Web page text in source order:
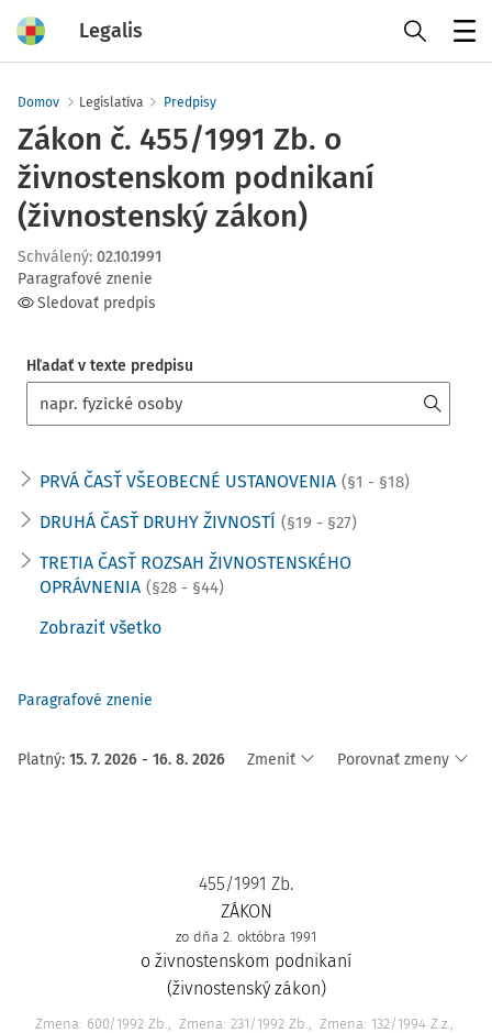
Legalis
Domov Legislatíva Predpisy
Zákon č. 455/1991 Zb. o
živnostenskom podnikaní
(živnostenský zákon)
Schválený: 02.10.1991
Paragrafové znenie
Sledovať predpis
Hľadať v texte predpisu
PRVÁ ČASŤ VŠEOBECNÉ USTANOVENIA (§1 - §18)
DRUHÁ ČASŤ DRUHY ŽIVNOSTÍ (§19 - §27)
TRETIA ČASŤ ROZSAH ŽIVNOSTENSKÉHO
OPRÁVNENIA (§28 - §44)
Zobraziť všetko
Paragrafové znenie
Platný: 15. 7. 2026 - 16. 8. 2026 Zmeniť Porovnať zmeny
455/1991 Zb.
ZÁKON
zo dňa 2. októbra 1991
o živnostenskom podnikaní
(živnostenský zákon)
Zmena: 600/1992 Zb. Zmena: 231/1992 Zb.
Zmena: 132/1994 Z.z.